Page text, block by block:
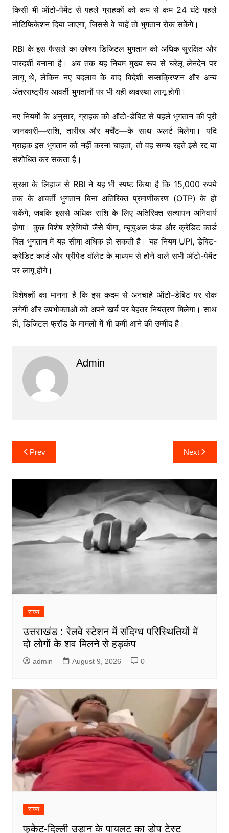
किसी भी ऑटो-पेमेंट से पहले ग्राहकों को कम से कम 24 घंटे पहले
नोटिफिकेशन दिया जाएगा, जिससे वे चाहें तो भुगतान रोक सकेंगे।
RBI के इस फैसले का उद्देश्य डिजिटल भुगतान को अधिक सुरक्षित और
पारदर्शी बनाना है। अब तक यह नियम मुख्य रूप से घरेलू लेनदेन पर
लागू थे, लेकिन नए बदलाव के बाद विदेशी सब्सक्रिप्शन और अन्य
अंतरराष्ट्रीय आवर्ती भुगतानों पर भी यही व्यवस्था लागू होगी।
नए नियमों के अनुसार, ग्राहक को ऑटो-डेबिट से पहले भुगतान की पूरी
जानकारी—राशि, तारीख और मर्चेंट—के साथ अलर्ट मिलेगा। यदि
ग्राहक इस भुगतान को नहीं करना चाहता, तो वह समय रहते इसे रद्द या
संशोधित कर सकता है।
सुरक्षा के लिहाज से RBI ने यह भी स्पष्ट किया है कि 15,000 रुपये
तक के आवर्ती भुगतान बिना अतिरिक्त प्रमाणीकरण (OTP) के हो
सकेंगे, जबकि इससे अधिक राशि के लिए अतिरिक्त सत्यापन अनिवार्य
होगा। कुछ विशेष श्रेणियों जैसे बीमा, म्यूचुअल फंड और क्रेडिट कार्ड
बिल भुगतान में यह सीमा अधिक हो सकती है। यह नियम UPI, डेबिट-
क्रेडिट कार्ड और प्रीपेड वॉलेट के माध्यम से होने वाले सभी ऑटो-पेमेंट
पर लागू होंगे।
विशेषज्ञों का मानना है कि इस कदम से अनचाहे ऑटो-डेबिट पर रोक
लगेगी और उपभोक्ताओं को अपने खर्च पर बेहतर नियंत्रण मिलेगा। साथ
ही, डिजिटल फ्रॉड के मामलों में भी कमी आने की उम्मीद है।
Admin
Post
navigation
Prev Next
राज्य
उत्तराखंड : रेलवे स्टेशन में संदिग्ध परिस्थितियों में
दो लोगों के शव मिलने से हड़कंप
admin August 9, 2026 0
राज्य
फुकेट-दिल्ली उड़ान के पायलट का डोप टेस्ट